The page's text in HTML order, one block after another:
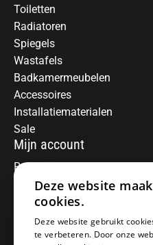
Toiletten
Radiatoren
Spiegels
Wastafels
Badkamermeubelen
Accessoires
Installatiematerialen
Sale
Mijn account
Registreren
Mijn bestellingen
Informatie
Over ons
Algemene voorwaarden
Deze website
cookies.
Deze website gebruikt
te verbeteren. Door onze